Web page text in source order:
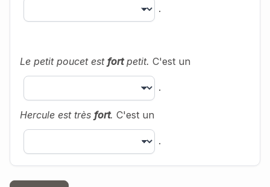
.
Le petit poucet est fortpetit. C'est un
.
Hercule est très fort. C'est un
.